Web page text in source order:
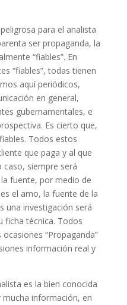
para el analista
ser propaganda, la
“fiables”. En
“fiables”, todas tienen
aquí periódicos,
en general,
gubernamentales, e
Es cierto que,
Todos estos
que paga y al que
caso, siempre será
fuente, por medio de
el amo, la fuente de la
una investigación será
ficha técnica. Todos
“Propaganda”
información real y
es la bien conocida
mucha información, en